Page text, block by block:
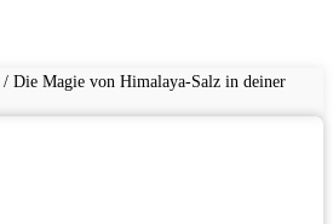
/ Die Magie von Himalaya-Salz in deiner